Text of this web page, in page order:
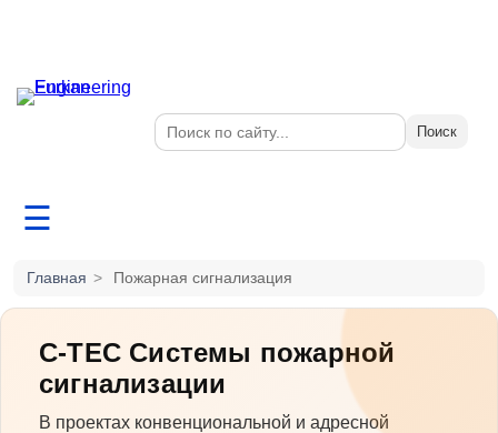
Поиск
☰
Главная > Пожарная сигнализация
C-TEC Системы пожарной
сигнализации
В проектах конвенциональной и адресной